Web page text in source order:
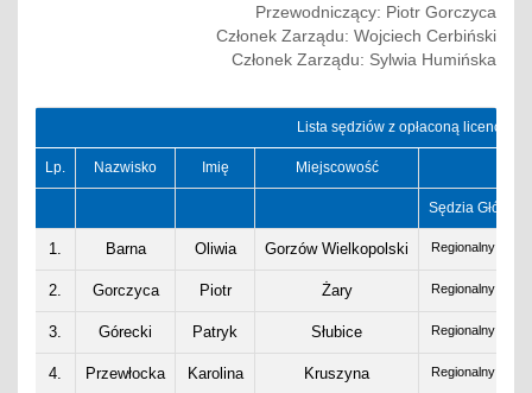
Przewodniczący: Piotr Gorczyca
Członek Zarządu: Wojciech Cerbiński
Członek Zarządu: Sylwia Humińska
Lista sędziów z opłaconą licencją
Lp. Nazwisko Imię Miejscowość
Sędzia Główny
1. Barna Oliwia Gorzów Wielkopolski Regionalny PZT
2. Gorczyca Piotr Żary Regionalny PZT
3. Górecki Patryk Słubice Regionalny PZT
4. Przewłocka Karolina Kruszyna Regionalny PZT